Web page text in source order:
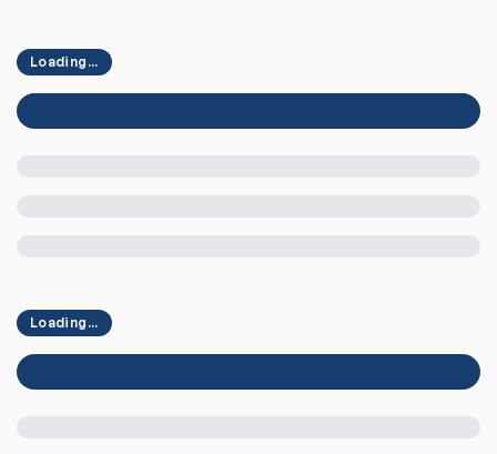
Loading...
Loading...